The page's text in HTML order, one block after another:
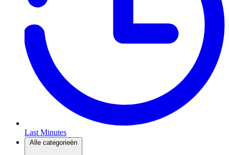
Last Minutes
Alle categorieën